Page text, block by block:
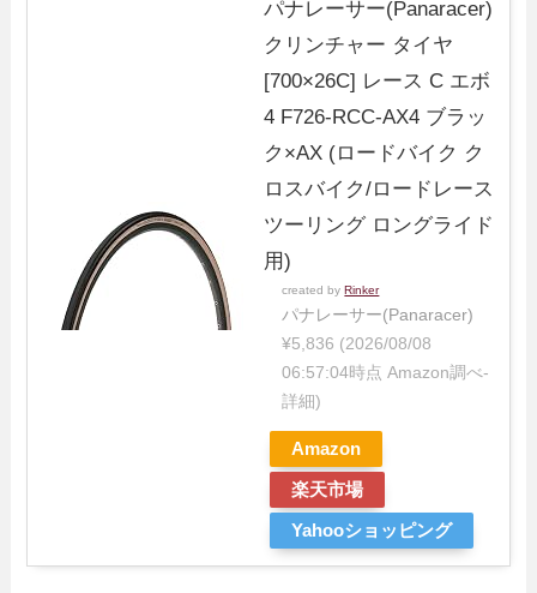
パナレーサー(Panaracer)
クリンチャー タイヤ
[700×26C] レース C エボ
4 F726-RCC-AX4 ブラッ
ク×AX (ロードバイク ク
ロスバイク/ロードレース
ツーリング ロングライド
用)
created byRinker
パナレーサー(Panaracer)
¥5,836 (2026/08/08
06:57:04時点 Amazon調べ-
詳細)
Amazon
楽天市場
Yahooショッピング